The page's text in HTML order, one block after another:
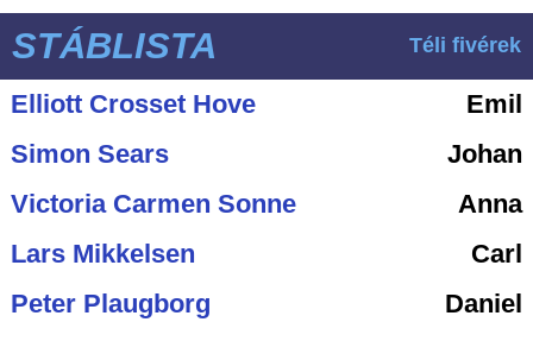
STÁBLISTA Téli fivérek
Elliott Crosset Hove
Emil
Simon Sears
Johan
Victoria Carmen Sonne
Anna
Lars Mikkelsen
Carl
Peter Plaugborg
Daniel